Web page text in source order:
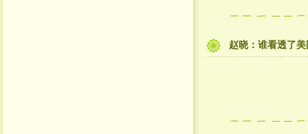
赵晓：谁看透了